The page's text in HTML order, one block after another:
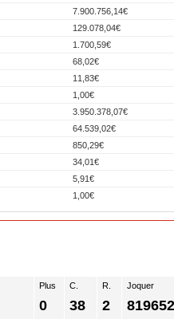
7.900.756,14€
129.078,04€
1.700,59€
68,02€
11,83€
1,00€
3.950.378,07€
64.539,02€
850,29€
34,01€
5,91€
1,00€
Plus
0
C.
38
R.
2
Joquer